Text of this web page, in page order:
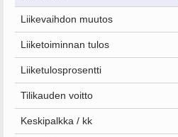
Liikevaihdon muutos
Liiketoiminnan tulos
Liiketulosprosentti
Tilikauden voitto
Keskipalkka / kk